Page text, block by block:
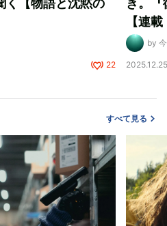
22
【連
by
すべて見る